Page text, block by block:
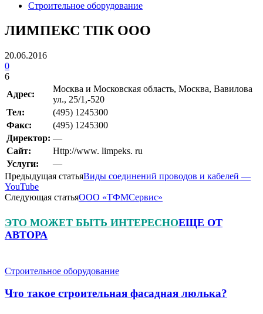
Строительное оборудование
ЛИМПЕКС ТПК ООО
20.06.2016
0
6
Адрес:
Москва и Московская область, Москва, Вавилова
ул., 25/1,-520
Teл:
(495) 1245300
Факс:
(495) 1245300
Директор: —
Сайт:
Http://www. limpeks. ru
Услуги:
—
Предыдущая статьяВиды соединений проводов и кабелей —
YouTube
Следующая статьяООО «ТФМСервис»
ЭТО МОЖЕТ БЫТЬ ИНТЕРЕСНОЕЩЕ ОТ
АВТОРА
Строительное оборудование
Что такое строительная фасадная люлька?